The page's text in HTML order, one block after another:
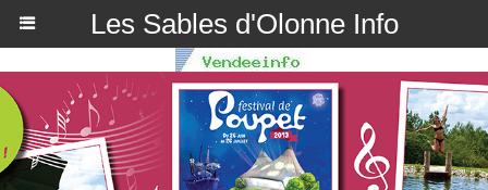
Les Sables d'Olonne Info